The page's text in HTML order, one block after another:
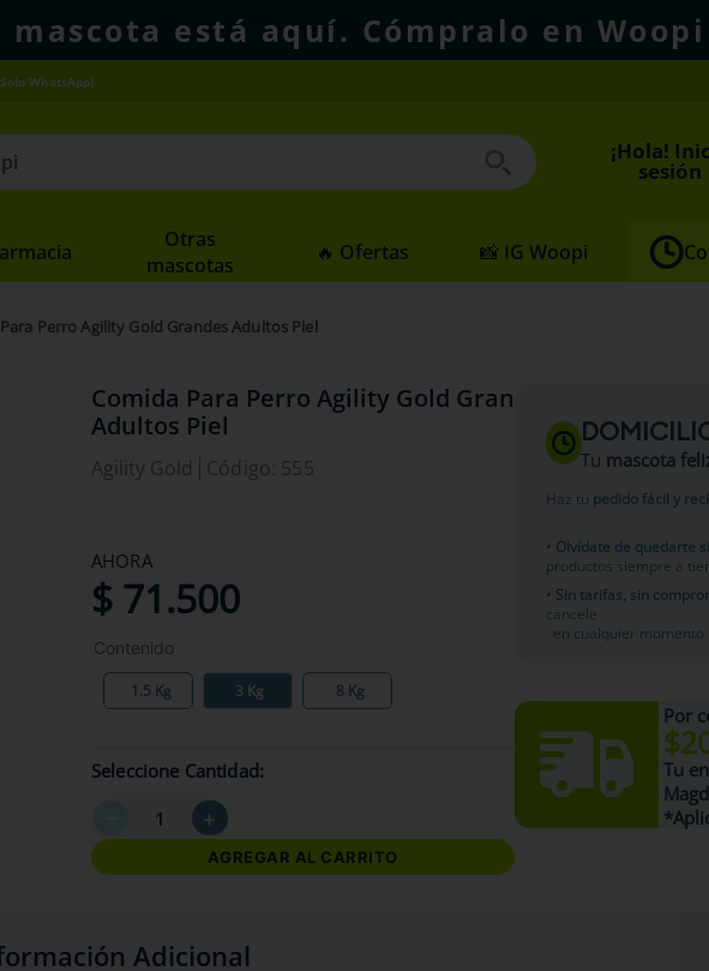
está aquí. Cómpralo en
WhatsApp)
¡Hola!
sesión
Otras
mascotas
🔥 Ofertas 📸 IG Woopi
Perro Agility Gold Grandes Adultos Piel
Comida Para Perro Agility Gold Grandes
Adultos Piel
Agility Gold Código: 555
AHORA
$ 71.500
Contenido
1.5 Kg 3 Kg 8 Kg
Seleccione Cantidad
＋
AGREGAR AL CARRITO
Tu mascota
Haz tu pedido fácil y
• Olvídate de quedarte
productos siempre a
• Sin tarifas, sin
cancele
en cualquier momento
Por
Tu
Adicional